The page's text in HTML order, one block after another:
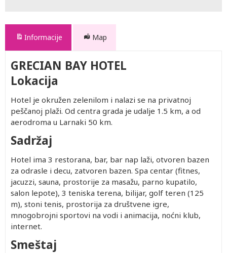
Informacije Map
GRECIAN BAY HOTEL
Lokacija
Hotel je okružen zelenilom i nalazi se na privatnoj
peščanoj plaži. Od centra grada je udalje 1.5 km, a od
aerodroma u Larnaki 50 km.
Sadržaj
Hotel ima 3 restorana, bar, bar nap laži, otvoren bazen
za odrasle i decu, zatvoren bazen. Spa centar (fitnes,
jacuzzi, sauna, prostorije za masažu, parno kupatilo,
salon lepote), 3 teniska terena, bilijar, golf teren (125
m), stoni tenis, prostorija za društvene igre,
mnogobrojni sportovi na vodi i animacija, noćni klub,
internet.
Smeštaj